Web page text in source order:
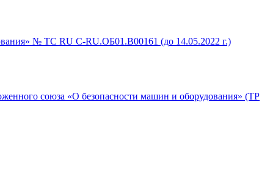
№ ТС RU C-RU.ОБ01.В00161 (до 14.05.2022 г.)
союза «О безопасности машин и оборудования» (ТР